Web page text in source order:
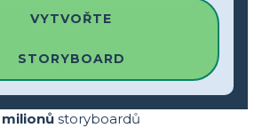
VYTVOŘTE
STORYBOARD
storyboardů